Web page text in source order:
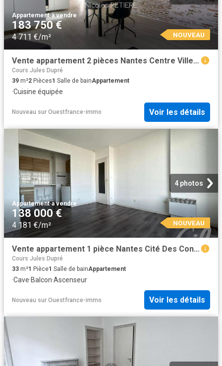
Appartement·à vendre
183 750 €
4 711 €/m² NOUVEAU
Vente appartement 2 pièces Nantes Centre Ville 44
Cours Jules Dupré
39 m²2 Pièces1 Salle de bainAppartement
·Cuisine équipée
Nouveau sur Ouestfrance-immo Voir les détails
4 photos
Appartement·à vendre
138 000 €
4 181 €/m² NOUVEAU
Vente appartement 1 pièce Nantes Cité Des Congrès 44
Cours Jules Dupré
33 m²1 Pièce1 Salle de bainAppartement
·Cave·Balcon·Ascenseur
Nouveau sur Ouestfrance-immo Voir les détails